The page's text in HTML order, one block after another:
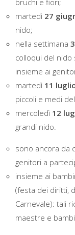
bruchi e fiori;
martedì 27
nido;
nella settimana
colloqui del
insieme ai
martedì 11
piccoli e medi
mercoledì 12
grandi nido.
sono ancora da
genitori a
insieme ai
(festa dei diritti,
Carnevale): tali
maestre e